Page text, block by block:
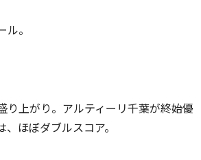
。
り上がり。アルティーリ千葉が終始優
ほぼダブルスコア。